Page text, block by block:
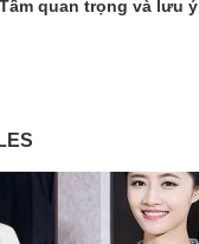
quan trọng và lưu ý